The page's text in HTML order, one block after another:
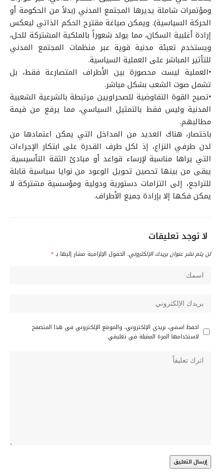
ومؤتمرات شاملة يديرها المجتمع المدني (بدلاً من الحكومة أو
الحركة السياسية). ويمكن صياغة مقترح الحكم الذاتي ليعكس
إرادة أغلبية السكان، مما يولد شعوراً بالملكية المشتركة للحل،
ويستخدم تعبئة مدنية قوية عبر منظمات المجتمع المدني
للتأثير المباشر على العملية السياسية.
•العملية ليست محصورة بين الأطراف المتصارعة فقط، بل
تشمل صوت الشعب بشكل مباشر.
•تصبح القوة التفاوضية للصحراويين مرتبطة بالشرعية الشعبية
المدنية وليس فقط بالتمثيل السياسي، مما يرفع من قيمة
مطالبهم.
باختصار، هناك العديد من المداخل التي يمكن اعتمادها من
لدن طرفي النزاع، إذ لكل طرف القدرة على ابتكار الإجراءات
التي يراها مناسبة لإرساء قواعد أو مبادئ الثقة التأسيسية.
يبقى من بينها تحصين تحويل الوعود من نوايا سياسية قابلة
للتراجع، إلى التزامات دستورية ودولية ومؤسسية مشتركة لا
يمكن فكها إلا بإرادة جميع الأطراف.
لا توجد تعليقات
لن يتم نشر عنوان بريدك الإلكتروني. الحقول الإلزامية مشار إليها بـ*
احفظ اسمي، بريدي الإلكتروني، والموقع الإلكتروني في هذا المتصفح
لاستخدامها المرة المقبلة في تعليقي.